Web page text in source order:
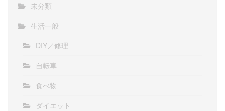
未分類
生活一般
DIY／修理
自転車
食べ物
ダイエット